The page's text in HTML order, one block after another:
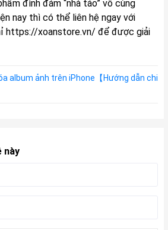
đình đám “nhà táo” vô cùng
nay thì có thể liên hệ ngay với
https://xoanstore.vn/ để được giải
album ảnh trên iPhone【Hướng dẫn chi
này